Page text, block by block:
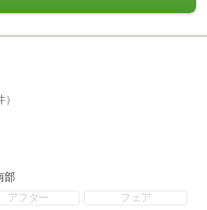
）
部
アフター
フェア